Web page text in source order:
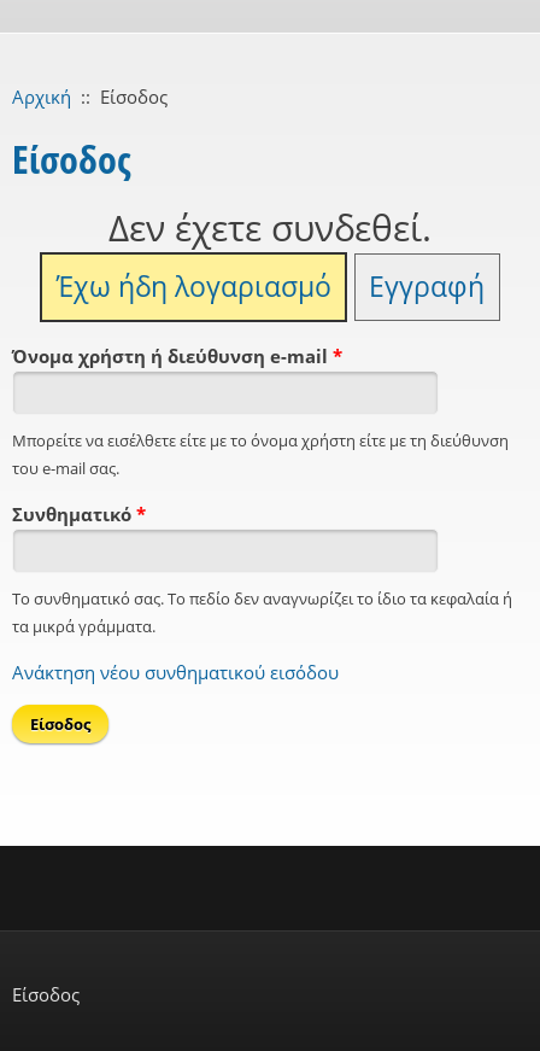
Αρχική :: Είσοδος
Είσοδος
Δεν έχετε συνδεθεί.
Έχω ήδη λογαριασμό Εγγραφή
Όνομα χρήστη ή διεύθυνση e-mail *
Μπορείτε να εισέλθετε είτε με το όνομα χρήστη είτε με τη διεύθυνση
του e-mail σας.
Συνθηματικό *
Το συνθηματικό σας. Το πεδίο δεν αναγνωρίζει το ίδιο τα κεφαλαία ή
τα μικρά γράμματα.
Ανάκτηση νέου συνθηματικού εισόδου
Είσοδος